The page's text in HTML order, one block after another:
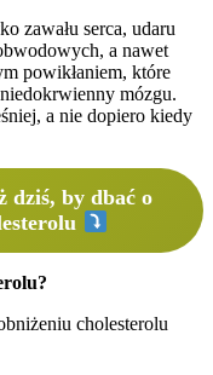
zawału serca, udaru
a nawet
powikłaniem, które
mózgu.
a nie dopiero kiedy
dziś, by dbać o
cholesterolu